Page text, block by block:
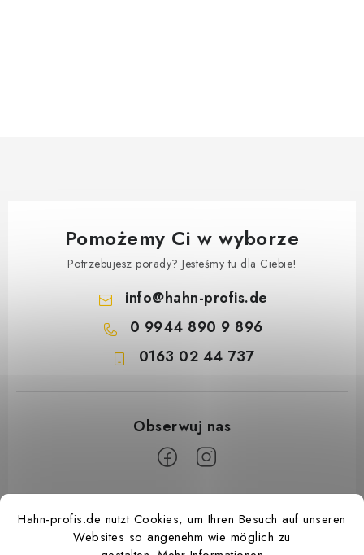
Hahn-profis.de nutzt Cookies, um Ihren Besuch auf unseren
Websites so angenehm wie möglich zu
Pomożemy Ci w wyborze
Potrzebujesz porady? Jesteśmy tu dla Ciebie!
info@hahn-profis.de
0 9944 890 9 896
0163 02 44 737
S